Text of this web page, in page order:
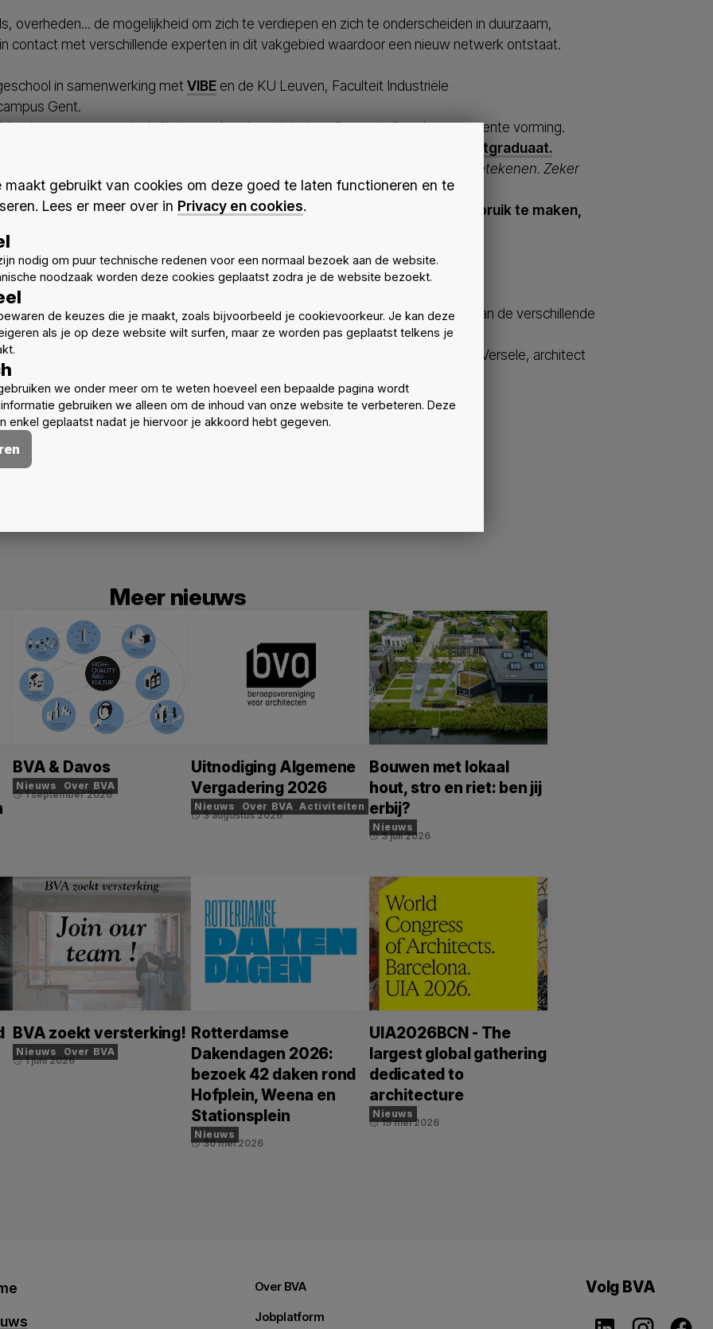
maakt gebruikt van cookies om deze goed te laten functioneren en te
Lees er meer over in Privacy en cookies.
nodig om puur technische redenen voor een normaal bezoek aan de website.
noodzaak worden deze cookies geplaatst zodra je de website bezoekt.
de keuzes die je maakt, zoals bijvoorbeeld je cookievoorkeur. Je kan deze
als je op deze website wilt surfen, maar ze worden pas geplaatst telkens je
we onder meer om te weten hoeveel een bepaalde pagina wordt
gebruiken we alleen om de inhoud van onze website te verbeteren. Deze
enkel geplaatst nadat je hiervoor je akkoord hebt gegeven.
overheden... de mogelijkheid om zich te verdiepen en zich te onderscheiden in duurzaam,
contact met verschillende experten in dit vakgebied waardoor een nieuw netwerk ontstaat.
in samenwerking met VIBEen de KU Leuven, Faculteit Industriële
Gent.
opgenomen in de lijst van erkende activiteiten die meetellen als permanente vorming.
en de inschrijvingsmogelijkheden vind je op
de webpagina van het postgraduaat.
en oud-studenten in 5 minuten uit wat het Postgraduaat voor jou kan betekenen. Zeker
lesdag op dinsdag 13/9 bij en schrijf je nadien in. Wens je hiervan gebruik te maken,
(Heidi Poelman, cursuscoördinator).
en wonen als hoger ambitieniveau van duurzaam bouwen met koppeking aan de verschillende
en oud-cursist van deze opleiding)
leslokalen van het Cap’emgebouw op Technologiecampus Gent (Alexis Versele, architect
volgens duurzaamheidsprincipes (Erik Rombaut, Odisee)
Gebr. De Smetstraat 1, 9000 Gent – lokaal zal bewegwijzerd zijn.
(
Meer nieuws
BVA & Davos
Nieuws Over BVA
schedule1 september 2026
Uitnodiging Algemene
Vergadering 2026
Nieuws Over BVA Activiteiten
schedule3 augustus 2026
Bouwen met lokaal
hout, stro en riet: ben jij
erbij?
Nieuws
schedule3 juli 2026
BVA zoekt versterking!
Nieuws Over BVA
schedule1 juni 2026
Rotterdamse
Dakendagen 2026:
bezoek 42 daken rond
Hofplein, Weena en
Stationsplein
Nieuws
schedule30 mei 2026
UIA2026BCN - The
largest global gathering
dedicated to
architecture
Nieuws
schedule19 mei 2026
Over BVA
Jobplatform
Volg BVA